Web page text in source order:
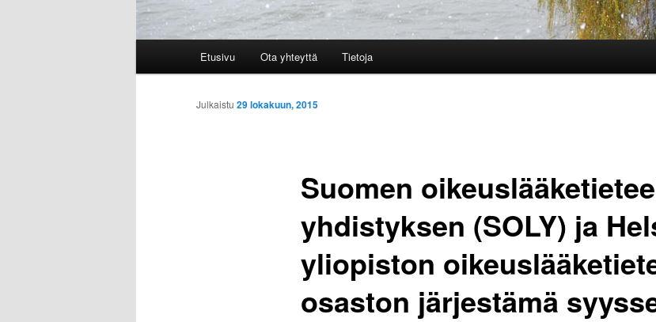
Etusivu Ota yhteyttä Tietoja
Suomen
yhdistyksen (SOLY) ja
yliopiston
osaston järjestämä
Julkaistu 29 lokakuun, 2015